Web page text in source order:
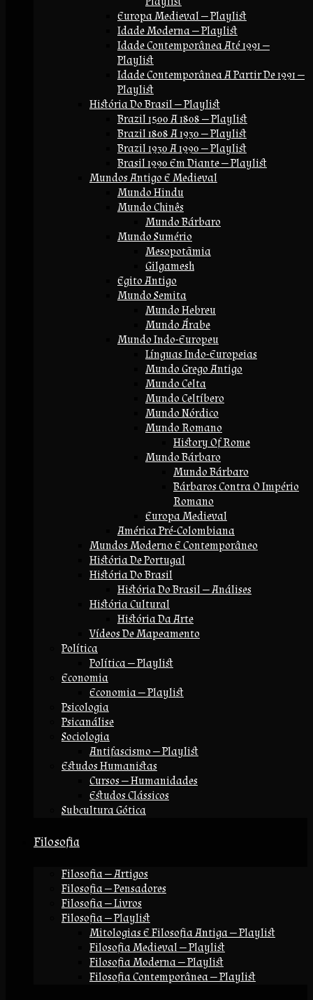
Europa Medieval — Playlist
Idade Moderna — Playlist
Idade Contemporânea Até 1991 —
Playlist
Idade Contemporânea A Partir De 1991 —
Playlist
História Do Brasil — Playlist
Brazil 1500 A 1808 — Playlist
Brazil 1808 A 1930 — Playlist
Brazil 1930 A 1990 — Playlist
Brasil 1990 Em Diante — Playlist
Mundos Antigo E Medieval
Mundo Hindu
Mundo Chinês
Mundo Bárbaro
Mundo Sumério
Mesopotãmia
Gilgamesh
Egito Antigo
Mundo Semita
Mundo Hebreu
Mundo Árabe
Mundo Indo-Europeu
Línguas Indo-Europeias
Mundo Grego Antigo
Mundo Celta
Mundo Celtíbero
Mundo Nórdico
Mundo Romano
History Of Rome
Mundo Bárbaro
Mundo Bárbaro
Bárbaros Contra O Império
Romano
Europa Medieval
América Pré-Colombiana
Mundos Moderno E Contemporâneo
História De Portugal
História Do Brasil
História Do Brasil — Análises
História Cultural
História Da Arte
Vídeos De Mapeamento
Política
Política — Playlist
Economia
Economia — Playlist
Psicologia
Psicanálise
Sociologia
Antifascismo — Playlist
Estudos Humanistas
Cursos — Humanidades
Estudos Clássicos
Subcultura Gótica
Filosofia
Filosofia — Artigos
Filosofia — Pensadores
Filosofia — Livros
Filosofia — Playlist
Mitologias E Filosofia Antiga — Playlist
Filosofia Medieval — Playlist
Filosofia Moderna — Playlist
Filosofia Contemporânea — Playlist